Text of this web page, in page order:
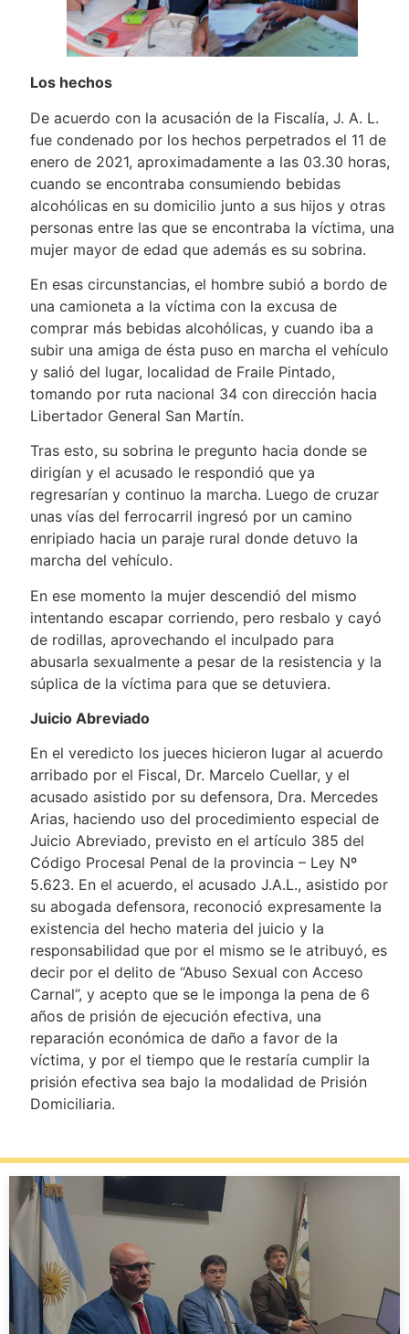
Los hechos
De acuerdo con la acusación de la Fiscalía, J. A. L.
fue condenado por los hechos perpetrados el 11 de
enero de 2021, aproximadamente a las 03.30 horas,
cuando se encontraba consumiendo bebidas
alcohólicas en su domicilio junto a sus hijos y otras
personas entre las que se encontraba la víctima, una
mujer mayor de edad que además es su sobrina.
En esas circunstancias, el hombre subió a bordo de
una camioneta a la víctima con la excusa de
comprar más bebidas alcohólicas, y cuando iba a
subir una amiga de ésta puso en marcha el vehículo
y salió del lugar, localidad de Fraile Pintado,
tomando por ruta nacional 34 con dirección hacia
Libertador General San Martín.
Tras esto, su sobrina le pregunto hacia donde se
dirigían y el acusado le respondió que ya
regresarían y continuo la marcha. Luego de cruzar
unas vías del ferrocarril ingresó por un camino
enripiado hacia un paraje rural donde detuvo la
marcha del vehículo.
En ese momento la mujer descendió del mismo
intentando escapar corriendo, pero resbalo y cayó
de rodillas, aprovechando el inculpado para
abusarla sexualmente a pesar de la resistencia y la
súplica de la víctima para que se detuviera.
Juicio Abreviado
En el veredicto los jueces hicieron lugar al acuerdo
arribado por el Fiscal, Dr. Marcelo Cuellar, y el
acusado asistido por su defensora, Dra. Mercedes
Arias, haciendo uso del procedimiento especial de
Juicio Abreviado, previsto en el artículo 385 del
Código Procesal Penal de la provincia – Ley Nº
5.623. En el acuerdo, el acusado J.A.L., asistido por
su abogada defensora, reconoció expresamente la
existencia del hecho materia del juicio y la
responsabilidad que por el mismo se le atribuyó, es
decir por el delito de “Abuso Sexual con Acceso
Carnal”, y acepto que se le imponga la pena de 6
años de prisión de ejecución efectiva, una
reparación económica de daño a favor de la
víctima, y por el tiempo que le restaría cumplir la
prisión efectiva sea bajo la modalidad de Prisión
Domiciliaria.